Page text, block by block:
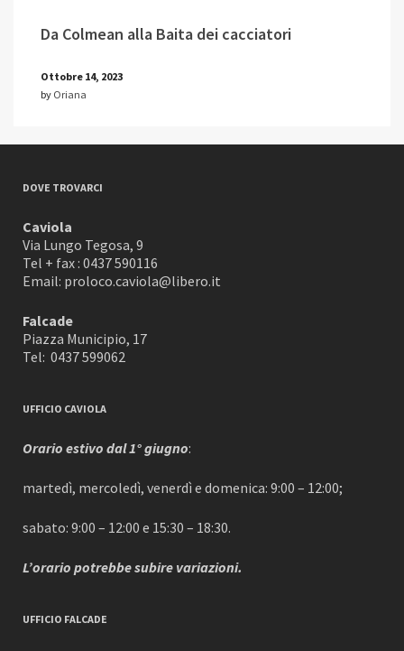
Da Colmean alla Baita dei cacciatori
Ottobre 14, 2023
by Oriana
DOVE TROVARCI
Caviola
Via Lungo Tegosa, 9
Tel + fax : 0437 590116
Email: proloco.caviola@libero.it
Falcade
Piazza Municipio, 17
Tel: 0437 599062
UFFICIO CAVIOLA
Orario estivo dal 1° giugno:
martedì, mercoledì, venerdì e domenica: 9:00 – 12:00;
sabato: 9:00 – 12:00 e 15:30 – 18:30.
L’orario potrebbe subire variazioni.
UFFICIO FALCADE